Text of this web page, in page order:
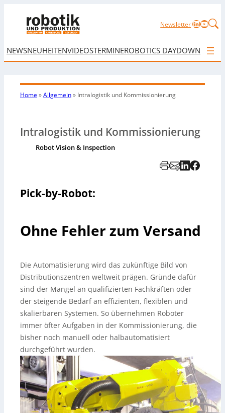
NewsletterLinkedIn
NEWSNEUHEITENVIDEOSTERMINEROBOTICS DAYDOWNLOAD
Home»Allgemein» Intralogistik und Kommissionierung
Intralogistik und Kommissionierung
Robot Vision & Inspection
Pick-by-Robot:
Ohne Fehler zum Versand
Die Automatisierung wird das zukünftige Bild von
Distributionszentren weltweit prägen. Gründe dafür
sind der Mangel an qualifizierten Fachkräften oder
der steigende Bedarf an effizienten, flexiblen und
skalierbaren Systemen. So übernehmen Roboter
immer öfter Aufgaben in der Kommissionierung, die
bisher noch manuell oder halbautomatisiert
durchgeführt wurden.